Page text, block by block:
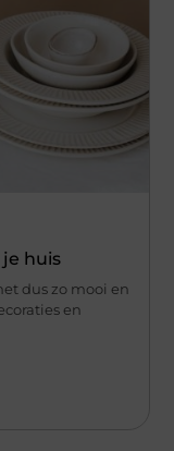
huis
dus zo mooi en
en